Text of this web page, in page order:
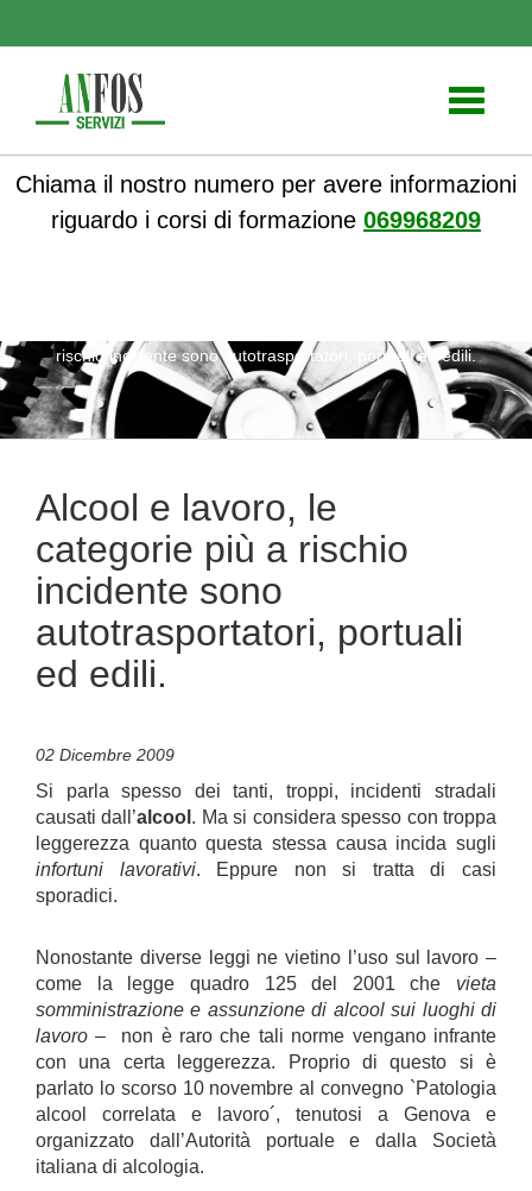
Toggle
Chiama il nostro numero per avere informazioni
riguardo i corsi di formazione 069968209
rischio incidente sono autotrasportatori, portuali ed edili.
Alcool e lavoro, le
categorie più a rischio
incidente sono
autotrasportatori, portuali
ed edili.
02 Dicembre 2009
Si parla spesso dei tanti, troppi, incidenti stradali
causati dall’alcool . Ma si considera spesso con troppa
leggerezza quanto questa stessa causa incida sugli
infortuni lavorativi. Eppure non si tratta di casi
sporadici.
Nonostante diverse leggi ne vietino l’uso sul lavoro –
come la legge quadro 125 del 2001 che vieta
somministrazione e assunzione di alcool sui luoghi di
lavoro – non è raro che tali norme vengano infrante
con una certa leggerezza. Proprio di questo si è
parlato lo scorso 10 novembre al convegno `Patologia
alcool correlata e lavoro´, tenutosi a Genova e
organizzato dall’Autorità portuale e dalla Società
italiana di alcologia.